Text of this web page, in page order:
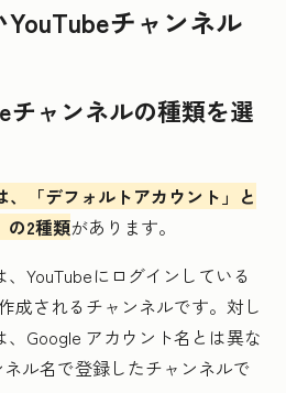
チャンネル
チャンネルの種類を選
「デフォルトアカウント」と
の2種類があります。
YouTubeにログインしている
成されるチャンネルです。対し
Google アカウント名とは異な
ル名で登録したチャンネルで